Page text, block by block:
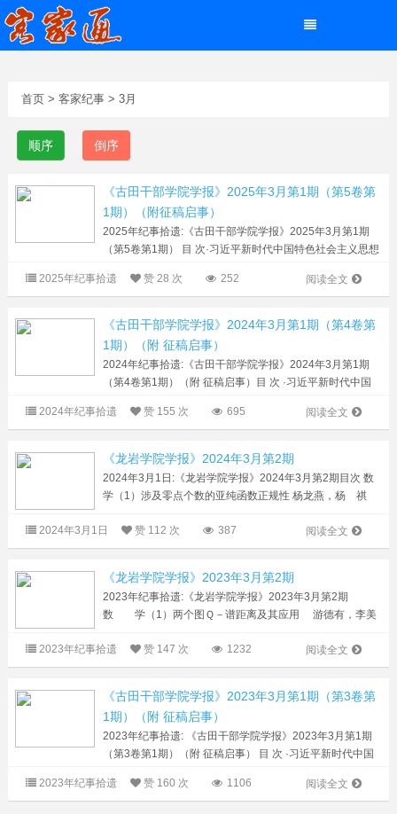
首页> 客家纪事 > 3月
顺序 倒序
《古田干部学院学报》2025年3月第1期（第5卷第
1期）（附征稿启事）
2025年纪事拾遗:《古田干部学院学报》2025年3月第1期
（第5卷第1期） 目 次·习近平新时代中国特色社会主义思想
建津 林远航（6）抗洪精神的...
阅读全文
2025年纪事拾遗 赞 28 次 252
《古田干部学院学报》2024年3月第1期（第4卷第
1期）（附 征稿启事）
2024年纪事拾遗:《古田干部学院学报》2024年3月第1期
（第4卷第1期）（附 征稿启事）目 次 ·习近平新时代中国
高度谋划发展”的价值诉求 陈云（10...
阅读全文
2024年纪事拾遗 赞 155 次 695
《龙岩学院学报》2024年3月第2期
2024年3月1日:《龙岩学院学报》2024年3月第2期目次 数
学（1）涉及零点个数的亚纯函数正规性 杨龙燕，杨 祺
工业技术（10）基于多特征融合的百香...
阅读全文
2024年3月1日 赞 112 次 387
《龙岩学院学报》2023年3月第2期
2023年纪事拾遗:《龙岩学院学报》2023年3月第2期
数 学（1）两个图Ｑ－谱距离及其应用 游德有，李美
性 沈寿华（13）涉及不取零点的亚纯函数族的正规性...
阅读全文
2023年纪事拾遗 赞 147 次 1232
《古田干部学院学报》2023年3月第1期（第3卷第
1期）（附 征稿启事）
2023年纪事拾遗: 《古田干部学院学报》2023年3月第1期
（第3卷第1期）（附 征稿启事） 目 次 ·习近平新时代中国
代化进程 贺新元 姜 越（7）全过程...
阅读全文
2023年纪事拾遗 赞 160 次 1106